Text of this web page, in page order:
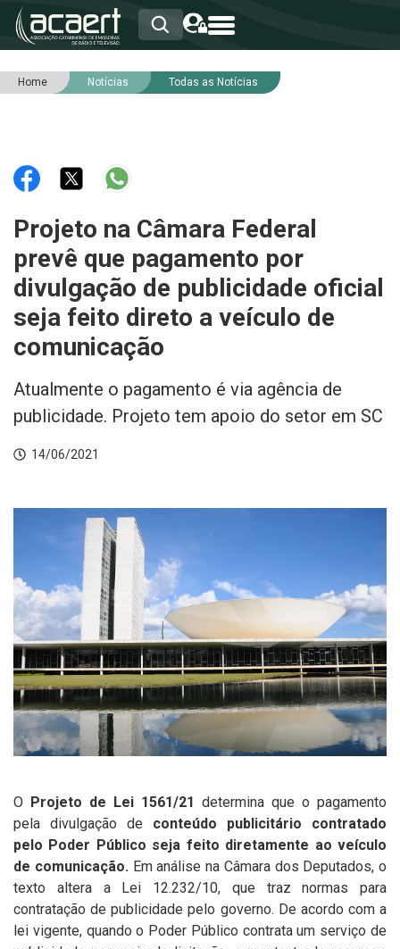
HOME
RNA
NOTÍCIAS
SERVIÇOS
INTEGRIDADE
Home Notícias Todas as Notícias
Projeto na Câmara Federal
prevê que pagamento por
divulgação de publicidade oficial
seja feito direto a veículo de
comunicação
Atualmente o pagamento é via agência de
publicidade. Projeto tem apoio do setor em SC
14/06/2021
O Projeto de Lei 1561/21 determina que o pagamento
pela divulgação de conteúdo publicitário contratado
pelo Poder Público seja feito diretamente ao veículo
de comunicação. Em análise na Câmara dos Deputados, o
texto altera a Lei 12.232/10, que traz normas para
contratação de publicidade pelo governo. De acordo com a
lei vigente, quando o Poder Público contrata um serviço de